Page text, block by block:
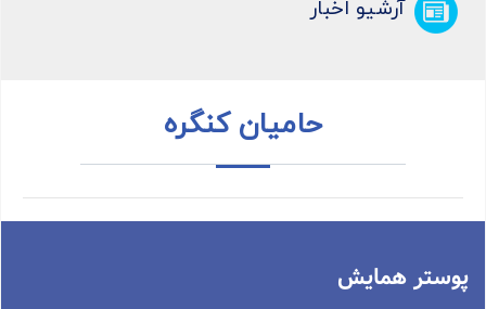
آرشیو اخبار
حامیان کنگره
پوستر همایش